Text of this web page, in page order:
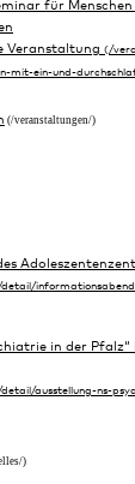
für
Veranstaltung
in der